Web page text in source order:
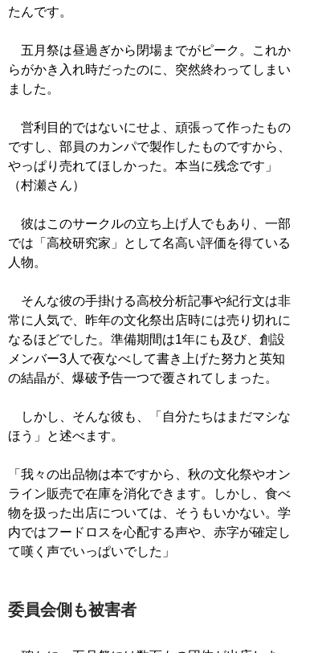
たんです。
五月祭は昼過ぎから閉場までがピーク。これか
らがかき入れ時だったのに、突然終わってしまい
ました。
営利目的ではないにせよ、頑張って作ったもの
ですし、部員のカンパで製作したものですから、
やっぱり売れてほしかった。本当に残念です」
（村瀬さん）
彼はこのサークルの立ち上げ人でもあり、一部
では「高校研究家」として名高い評価を得ている
人物。
そんな彼の手掛ける高校分析記事や紀行文は非
常に人気で、昨年の文化祭出店時には売り切れに
なるほどでした。準備期間は1年にも及び、創設
メンバー3人で夜なべして書き上げた努力と英知
の結晶が、爆破予告一つで覆されてしまった。
しかし、そんな彼も、「自分たちはまだマシな
ほう」と述べます。
「我々の出品物は本ですから、秋の文化祭やオン
ライン販売で在庫を消化できます。しかし、食べ
物を扱った出店については、そうもいかない。学
内ではフードロスを心配する声や、赤字が確定し
て嘆く声でいっぱいでした」
委員会側も被害者